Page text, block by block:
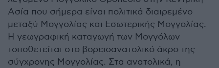
Ασία που σήμερα είναι πολιτικά διαιρεμένο
μεταξύ Μογγολίας και Εσωτερικής Μογγολίας.
Η γεωγραφική καταγωγή των Μογγόλων
τοποθετείται στο βορειοανατολικό άκρο της
σύγχρονης Μογγολίας. Στα ανατολικά, η